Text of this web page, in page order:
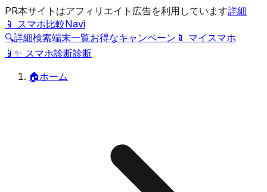
PR本サイトはアフィリエイト広告を利用しています詳細
📱 スマホ比較Navi
🔍詳細検索端末一覧お得なキャンペーン 📱 マイスマホ
📱 ✨ スマホ診断診断
🏠ホーム